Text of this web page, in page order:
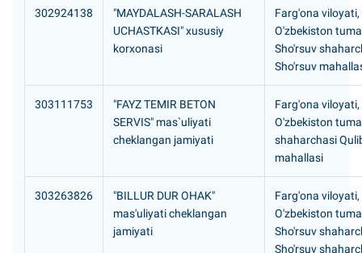
302924138
"MAYDALASH-SARALASH
UCHASTKASI" xususiy
korxonasi
Farg'ona viloyati,
O'zbekiston
Sho'rsuv
Sho'rsuv
303111753
"FAYZ TEMIR BETON
SERVIS" mas`uliyati
cheklangan jamiyati
Farg'ona viloyati,
O'zbekiston
shaharchasi
mahallasi
303263826
"BILLUR DUR OHAK"
mas'uliyati cheklangan
jamiyati
Farg'ona viloyati,
O'zbekiston
Sho'rsuv
Sho'rsuv